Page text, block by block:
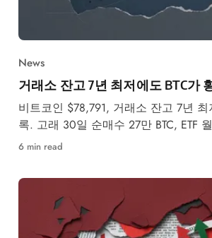
News
거래소 잔고 7년 최저에도 BTC가
비트코인 $78,791, 거래소 잔고 7년 최
록. 고래 30일 순매수 27만 BTC, ETF
5월 강세·약세 시나리오를 분석합니다.
6 min read